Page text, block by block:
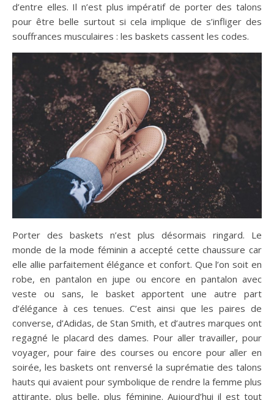
d’entre elles. Il n’est plus impératif de porter des talons
pour être belle surtout si cela implique de s’infliger des
souffrances musculaires : les baskets cassent les codes.
Porter des baskets n’est plus désormais ringard. Le
monde de la mode féminin a accepté cette chaussure car
elle allie parfaitement élégance et confort. Que l’on soit en
robe, en pantalon en jupe ou encore en pantalon avec
veste ou sans, le basket apportent une autre part
d’élégance à ces tenues. C’est ainsi que les paires de
converse, d’Adidas, de Stan Smith, et d’autres marques ont
regagné le placard des dames. Pour aller travailler, pour
voyager, pour faire des courses ou encore pour aller en
soirée, les baskets ont renversé la suprématie des talons
hauts qui avaient pour symbolique de rendre la femme plus
attirante, plus belle, plus féminine. Aujourd’hui il est tout